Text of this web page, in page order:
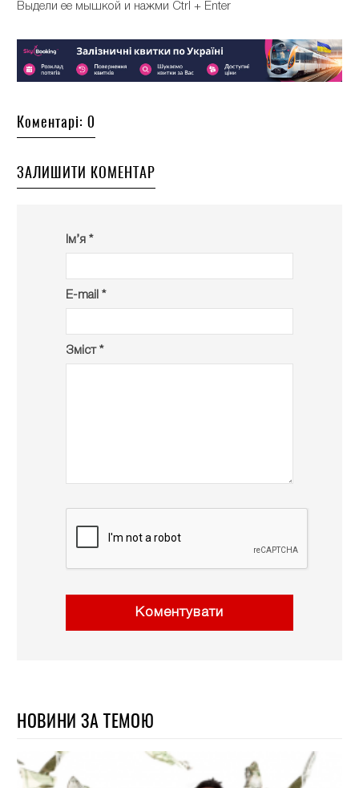
Выдели ее мышкой и нажми Ctrl + Enter
Коментарі: 0
ЗАЛИШИТИ КОМЕНТАР
Ім’я *
E-mail *
Зміст *
Коментувати
НОВИНИ ЗА ТЕМОЮ